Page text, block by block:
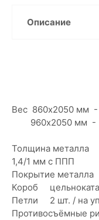
Описание
Вес 860х2050 мм
960х2050 мм -
Толщина металла
1,4/1 мм с ППП
Покрытие
Короб
Петли 2 шт. / на
Противосъёмные